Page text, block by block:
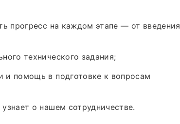
прогресс на каждом этапе — от введения
технического задания;
и помощь в подготовке к вопросам
о нашем сотрудничестве.